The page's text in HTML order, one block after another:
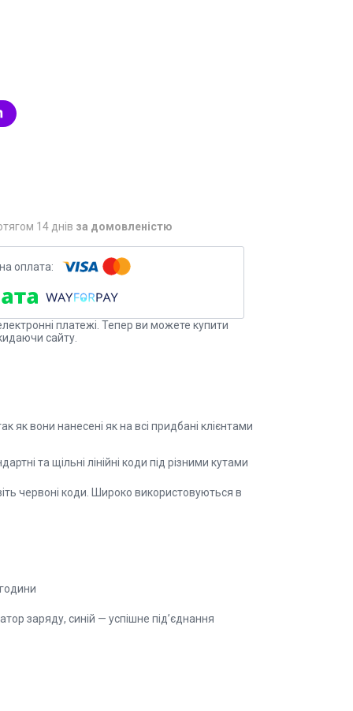
14 днів за домовленістю
платежі. Тепер ви можете купити
сайту.
як вони нанесені як на всі придбані клієнтами
та щільні лінійні коди під різними кутами
червоні коди. Широко використовуються в
заряду, синій — успішне під’єднання